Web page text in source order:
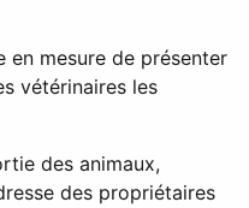
en mesure de présenter
vétérinaires les
des animaux,
des propriétaires